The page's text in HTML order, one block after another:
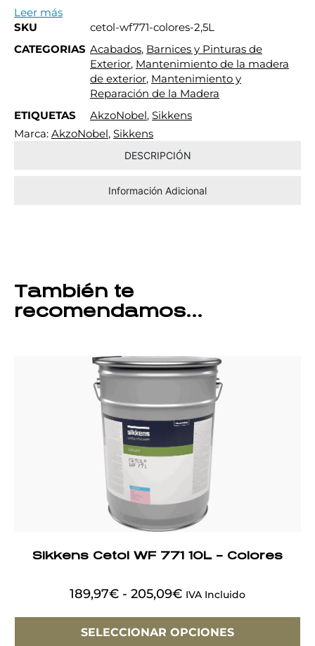
Leer más
SKU
cetol-wf771-colores-2,5L
CATEGORIAS Acabados, Barnices y Pinturas de
Exterior, Mantenimiento de la madera
de exterior, Mantenimiento y
Reparación de la Madera
ETIQUETAS
AkzoNobel, Sikkens
Marca: AkzoNobel, Sikkens
DESCRIPCIÓN
Información Adicional
También te
recomendamos…
Sikkens Cetol WF 771 10L – Colores
189,97€ - 205,09€ IVA Incluido
SELECCIONAR OPCIONES